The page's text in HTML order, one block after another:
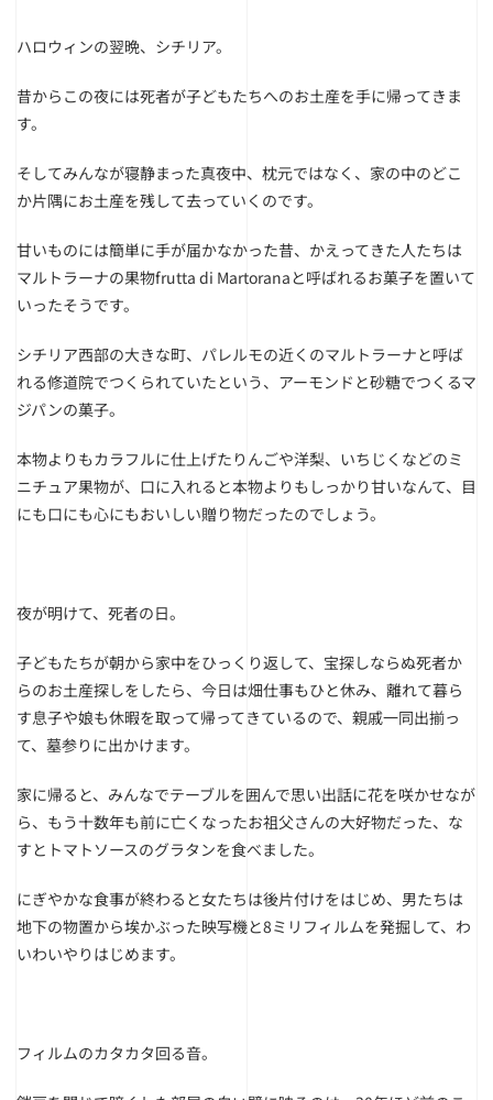
ハロウィンの翌晩、シチリア。
昔からこの夜には死者が子どもたちへのお土産を手に帰ってきま
す。
そしてみんなが寝静まった真夜中、枕元ではなく、家の中のどこ
か片隅にお土産を残して去っていくのです。
甘いものには簡単に手が届かなかった昔、かえってきた人たちは
マルトラーナの果物frutta di Martoranaと呼ばれるお菓子を置いて
いったそうです。
シチリア西部の大きな町、パレルモの近くのマルトラーナと呼ば
れる修道院でつくられていたという、アーモンドと砂糖でつくるマ
ジパンの菓子。
本物よりもカラフルに仕上げたりんごや洋梨、いちじくなどのミ
ニチュア果物が、口に入れると本物よりもしっかり甘いなんて、目
にも口にも心にもおいしい贈り物だったのでしょう。
夜が明けて、死者の日。
子どもたちが朝から家中をひっくり返して、宝探しならぬ死者か
らのお土産探しをしたら、今日は畑仕事もひと休み、離れて暮ら
す息子や娘も休暇を取って帰ってきているので、親戚一同出揃っ
て、墓参りに出かけます。
家に帰ると、みんなでテーブルを囲んで思い出話に花を咲かせなが
ら、もう十数年も前に亡くなったお祖父さんの大好物だった、な
すとトマトソースのグラタンを食べました。
にぎやかな食事が終わると女たちは後片付けをはじめ、男たちは
地下の物置から埃かぶった映写機と8ミリフィルムを発掘して、わ
いわいやりはじめます。
フィルムのカタカタ回る音。